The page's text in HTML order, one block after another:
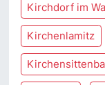
Kirchdorf im
Kirchenlamitz